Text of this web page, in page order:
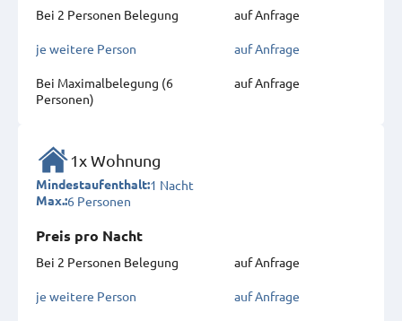
Bei 2 Personen Belegung
auf Anfrage
je weitere Person auf Anfrage
Bei Maximal­belegung (6
Personen)
auf Anfrage
1x Wohnung
Mindestaufenthalt:1 Nacht
Max.:6 Personen
Preis pro Nacht
Bei 2 Personen Belegung
auf Anfrage
je weitere Person auf Anfrage